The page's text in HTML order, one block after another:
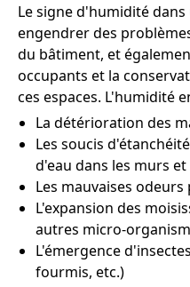
Le signe d'humidité
engendrer des
du bâtiment, et
occupants et la
ces espaces. L'humidité
La détérioration des
Les soucis
d'eau dans les murs et
Les mauvaises
L'expansion des
autres micro-
L'émergence
fourmis, etc.)